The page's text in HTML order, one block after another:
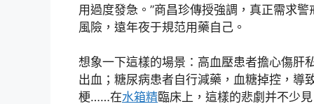
用過度發急。”商昌珍傳授強調，真正需求
風險，遠年夜于規范用藥自己。
想象一下這樣的場景：高血壓患者擔心傷肝
出血；糖尿病患者自行減藥，血糖掉控，導
梗……在水箱精臨床上，這樣的悲劇并不少